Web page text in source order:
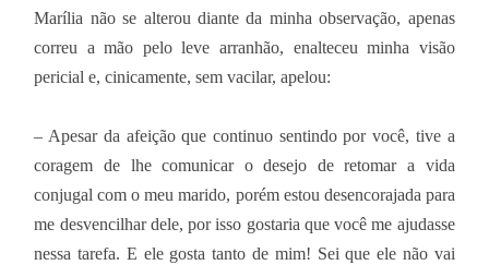
Marília não se alterou diante da minha observação, apenas
correu a mão pelo leve arranhão, enalteceu minha visão
pericial e, cinicamente, sem vacilar, apelou:
– Apesar da afeição que continuo sentindo por você, tive a
coragem de lhe comunicar o desejo de retomar a vida
conjugal com o meu marido, porém estou desencorajada para
me desvencilhar dele, por isso gostaria que você me ajudasse
nessa tarefa. E ele gosta tanto de mim! Sei que ele não vai